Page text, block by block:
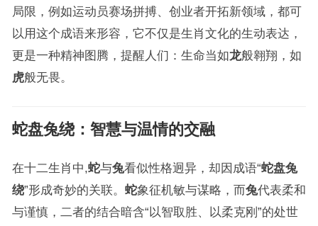
局限，例如运动员赛场拼搏、创业者开拓新领域，都可
以用这个成语来形容，它不仅是生肖文化的生动表达，
更是一种精神图腾，提醒人们：生命当如龙般翱翔，如
虎般无畏。
蛇盘兔绕：智慧与温情的交融
在十二生肖中, 蛇与兔看似性格迥异，却因成语“蛇盘兔
绕”形成奇妙的关联。 蛇象征机敏与谋略，而兔代表柔和
与谨慎，二者的结合暗含“以智取胜、以柔克刚”的处世